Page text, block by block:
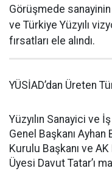
Görüşmede sanayinin
ve Türkiye Yüzyılı
fırsatları ele alındı.
YÜSİAD’dan Üreten
Yüzyılın Sanayici ve
Genel Başkanı
Kurulu Başkanı ve
Üyesi Davut Tatar’ı